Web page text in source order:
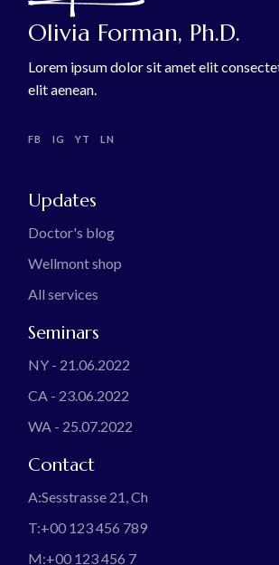
Olivia Forman, Ph.D.
Lorem ipsum dolor sit amet elit
elit aenean.
FB IG YT LN
Updates
Doctor's blog
Wellmont shop
All services
Seminars
NY - 21.06.2022
CA - 23.06.2022
WA - 25.07.2022
Contact
A:Sesstrasse 21, Ch
T:+00 123 456 789
M:+00 123 456 7